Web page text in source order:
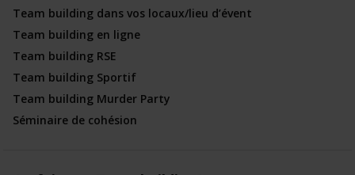
Team building dans vos locaux/lieu d’évent
Team building en ligne
Team building RSE
Team building Sportif
Team building Murder Party
Séminaire de cohésion